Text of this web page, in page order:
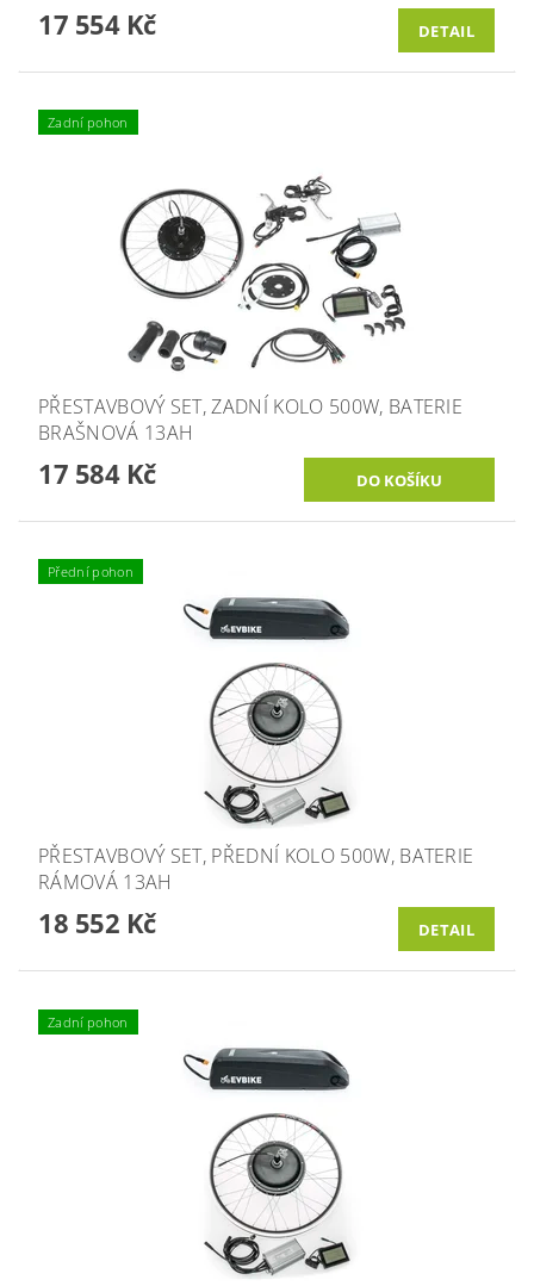
17 554 Kč DETAIL
Zadní pohon
PŘESTAVBOVÝ SET, ZADNÍ KOLO 500W, BATERIE
BRAŠNOVÁ 13AH
17 584 Kč
Přední pohon
PŘESTAVBOVÝ SET, PŘEDNÍ KOLO 500W, BATERIE
RÁMOVÁ 13AH
18 552 Kč DETAIL
Zadní pohon